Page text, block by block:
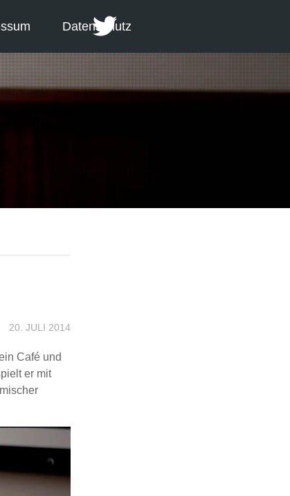
Datenschutz
20. JULI 2014
Café und
er mit